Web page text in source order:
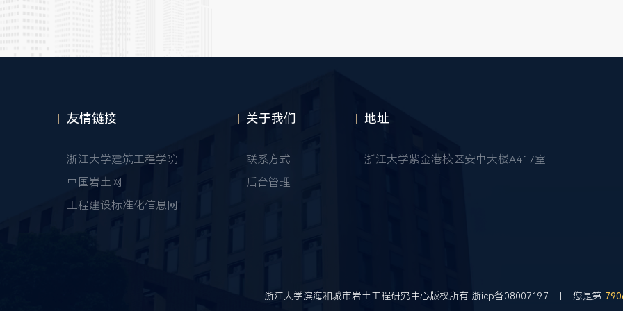
友情链接
浙江大学建筑工程学院
中国岩土网
工程建设标准化信息网
关于我们
联系方式
后台管理
地址
浙江大学紫金港校区安中大楼A417室
浙江大学滨海和城市岩土工程研究中心版权所有 浙icp备08007197 | 您是第